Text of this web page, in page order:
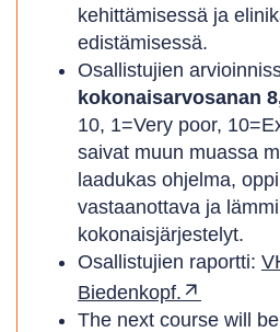
kehittämisessä ja
edistämisessä.
Osallistujien
kokonaisarvosanan
10, 1=Very poor,
saivat muun muassa
laadukas ohjelma,
vastaanottava ja
kokonaisjärjestelyt.
Osallistujien raportti:
Biedenkopf.
The next course will